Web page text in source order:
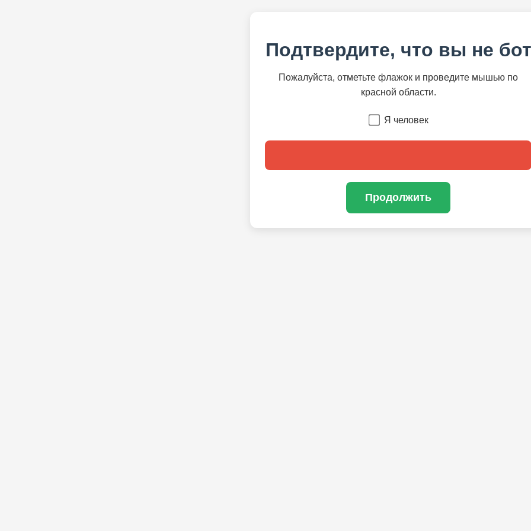
Подтвердите, что вы не бот
Пожалуйста, отметьте флажок и проведите мышью по
красной области.
Я человек
Продолжить